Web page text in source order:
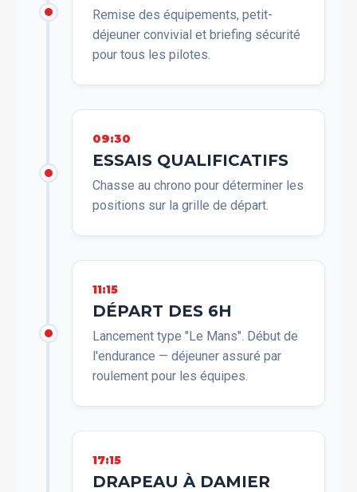
Remise des équipements, petit-
déjeuner convivial et briefing sécurité
pour tous les pilotes.
09:30
ESSAIS QUALIFICATIFS
Chasse au chrono pour déterminer les
positions sur la grille de départ.
11:15
DÉPART DES 6H
Lancement type "Le Mans". Début de
l'endurance — déjeuner assuré par
roulement pour les équipes.
17:15
DRAPEAU À DAMIER